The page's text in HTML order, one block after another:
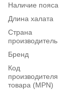
Наличие пояса
Длина халата
Страна
производитель
Бренд
Код
производителя
товара (MPN)